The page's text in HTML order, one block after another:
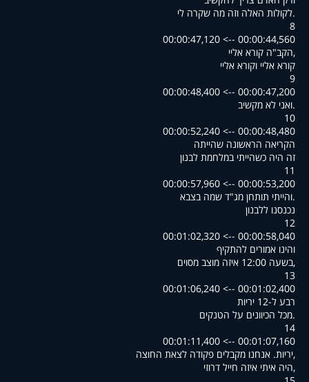
.לקולות האלה וזה מה שקרה לי
8
00:00:44,560 --> 00:00:47,120
,הקב"ה קורא אליי
קורא אליי וקורא אליי
9
00:00:47,200 --> 00:00:48,400
.ואני לא מקשיב
10
00:00:48,480 --> 00:00:52,240
הקריאה הראשונה שהייתה
זה היה כשהייתי במלחמת לבנון
11
00:00:53,200 --> 00:00:57,960
.והייתי תותחן מג"ד שמה בצבא
נכנסנו ללבנון
12
00:00:58,040 --> 00:01:02,320
והינו אמורים להתקיף
,בשעה 12:00 איזה מוצב מסוים
13
00:01:02,400 --> 00:01:06,240
רבע ל-12 יריות
.מכל הכיוונים על הטנקים
14
00:01:07,160 --> 00:01:11,400
,יריות. אנחנו מקבלים פקודה לצאת החוצה
,היה איתי איזה חייל דרוזי